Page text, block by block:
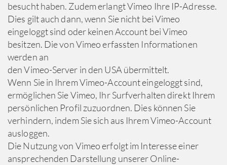
besucht haben. Zudem erlangt Vimeo Ihre IP-Adresse.
Dies gilt auch dann, wenn Sie nicht bei Vimeo
eingeloggt sind oder keinen Account bei Vimeo
besitzen. Die von Vimeo erfassten Informationen
werden an
den Vimeo-Server in den USA übermittelt.
Wenn Sie in Ihrem Vimeo-Account eingeloggt sind,
ermöglichen Sie Vimeo, Ihr Surfverhalten direkt Ihrem
persönlichen Profil zuzuordnen. Dies können Sie
verhindern, indem Sie sich aus Ihrem Vimeo-Account
ausloggen.
Die Nutzung von Vimeo erfolgt im Interesse einer
ansprechenden Darstellung unserer Online-